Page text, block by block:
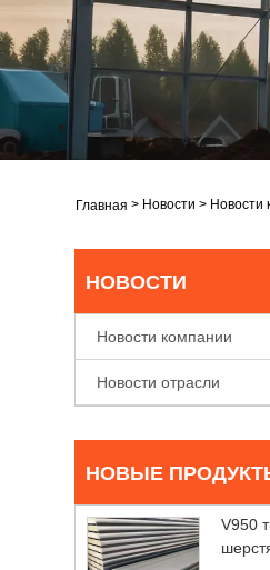
Главная > Новости > Новости
НОВОСТИ
Новости компании
Новости отрасли
НОВЫЕ
V950